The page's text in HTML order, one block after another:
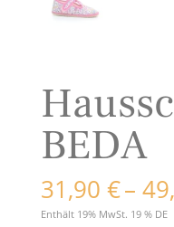
BEDA
31,90 €–
Enthält 19% MwSt. 19 % DE